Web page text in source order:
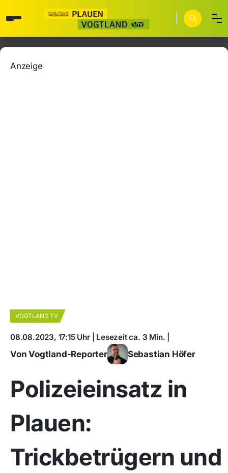
Anzeige
VOGTLAND TV
08.08.2023, 17:15 Uhr | Lesezeit ca. 3 Min. |
Von Vogtland-Reporter Sebastian Höfer
Polizeieinsatz in
Plauen:
Trickbetrügern und